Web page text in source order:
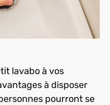
lavabo à vos
à disposer
pourront se